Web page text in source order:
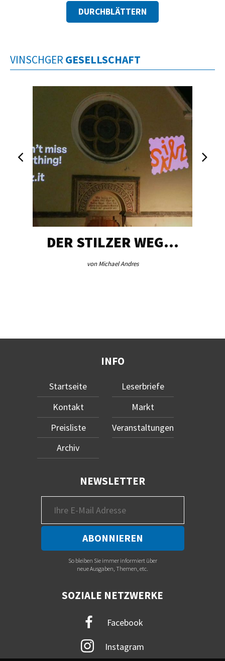
DURCHBLÄTTERN
VINSCHGER GESELLSCHAFT
DER STILZER WEG…
von Michael Andres
INFO
Startseite
Kontakt
Preisliste
Archiv
Leserbriefe
Markt
Veranstaltungen
NEWSLETTER
So bleiben Sie immer informiert über
neue Ausgaben, Themen, etc.
SOZIALE NETZWERKE
Facebook
Instagram